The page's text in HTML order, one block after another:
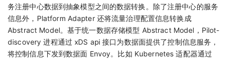
务注册中心数据到抽象模型之间的数据转换。除了注册中心的服务
信息外，Platform Adapter 还将流量治理配置信息转换成
Abstract Model。基于统一数据存储模型 Abstract Model，Pilot-
discovery 进程通过 xDS api 接口为数据面提供了控制信息服务，
将控制信息下发到数据面 Envoy。比如 Kubernetes 适配器通过